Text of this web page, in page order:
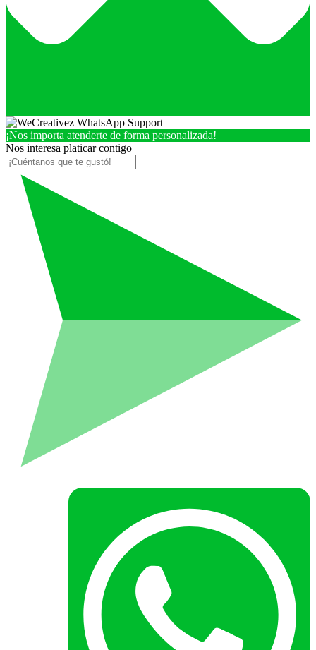
¡Nos importa atenderte de forma personalizada!
Nos interesa platicar contigo